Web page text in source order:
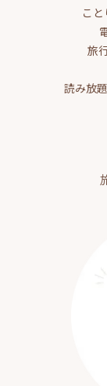
こ
旅
読み放